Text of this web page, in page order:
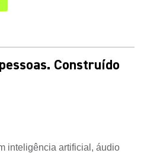
Construído
inteligência artificial, áudio